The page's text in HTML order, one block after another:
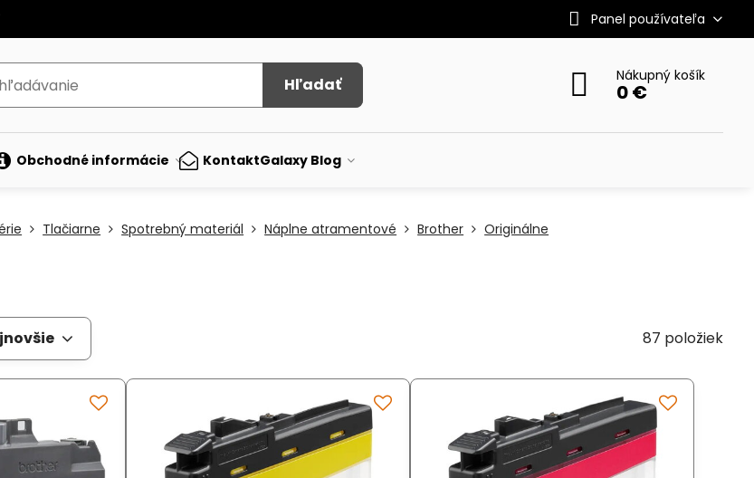
Panel používateľa
Hľadať Nákupný košík
0 €
Obchodné informácie KontaktGalaxy Blog
Tlačiarne Spotrebný materiál Náplne atramentové Brother Originálne
87 položiek